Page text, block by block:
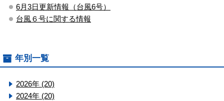
6月3日更新情報（台風6号）
台風６号に関する情報
年別一覧
2026年 (20)
2024年 (20)